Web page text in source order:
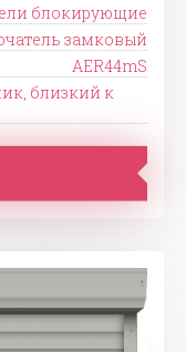
блокирующие
замковый
AER44mS
близкий к